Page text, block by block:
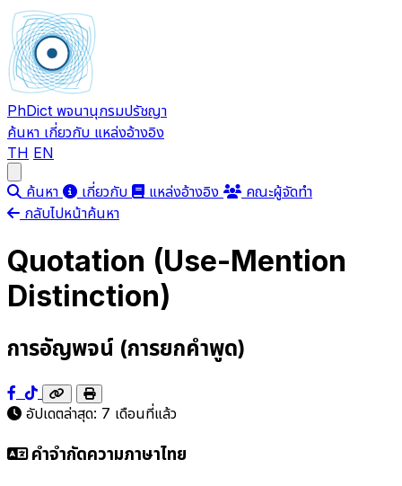
PhDict พจนานุกรมปรัชญา
ค้นหา เกี่ยวกับ แหล่งอ้างอิง
TH EN
ค้นหา เกี่ยวกับ แหล่งอ้างอิง
คณะผู้จัดทำ
กลับไปหน้าค้นหา
Quotation (Use-Mention
Distinction)
การอัญพจน์ (การยกคำพูด)
อัปเดตล่าสุด: 7 เดือนที่แล้ว
คำจำกัดความภาษาไทย